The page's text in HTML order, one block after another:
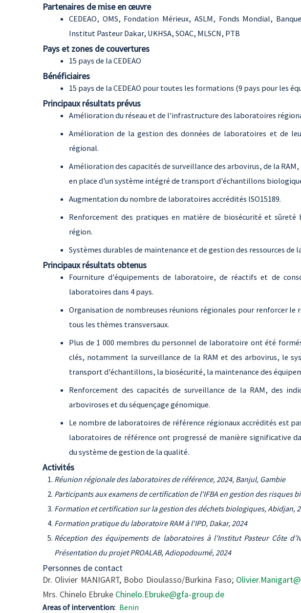
Partenaires de mise en œuvre
CEDEAO, OMS, Fondation Mérieux, ASLM, Fonds Mondial,
Institut Pasteur Dakar, UKHSA, SOAC, MLSCN, PTB
Pays et zones de couvertures
15 pays de la CEDEAO
Bénéficiaires
15 pays de la CEDEAO pour toutes les formations (9 pays pour les
Principaux résultats prévus
Amélioration du réseau et de l'infrastructure des laboratoires
Amélioration de la gestion des données de laboratoires et de
régional.
Amélioration des capacités de surveillance des arbovirus, de la
en place d'un système intégré de transport d'échantillons
Augmentation du nombre de laboratoires accrédités ISO15189.
Renforcement des pratiques en matière de biosécurité et
région.
Systèmes durables de maintenance et de gestion des ressources de
Principaux résultats obtenus
Fourniture d'équipements de laboratoire, de réactifs et de
laboratoires dans 4 pays.
Organisation de nombreuses réunions régionales pour renforcer le
tous les thèmes transversaux.
Plus de 1 000 membres du personnel de laboratoire ont été
clés, notamment la surveillance de la RAM et des arbovirus, le
transport d'échantillons, la biosécurité, la maintenance des
Renforcement des capacités de surveillance de la RAM, des
arboviroses et du séquençage génomique.
Le nombre de laboratoires de référence régionaux accrédités est
laboratoires de référence ont progressé de manière significative
du système de gestion de la qualité.
Activités
Réunion régionale des laboratoires de référence, 2024, Banjul, Gambie
Participants aux examens de certification de l'IFBA en gestion des risques
Formation et certification sur la gestion des déchets biologiques, Abidjan,
Formation pratique du laboratoire RAM à l'IPD, Dakar, 2024
Réception des équipements de laboratoires à l’Institut Pasteur Côte
Présentation du projet PROALAB, Adiopodoumé, 2024
Personnes de contact
Dr. Olivier MANIGART, Bobo Dioulasso/Burkina Faso;
Mrs. Chinelo Ebruke Chinelo.Ebruke@gfa-group.de
Areas of intervention Benin